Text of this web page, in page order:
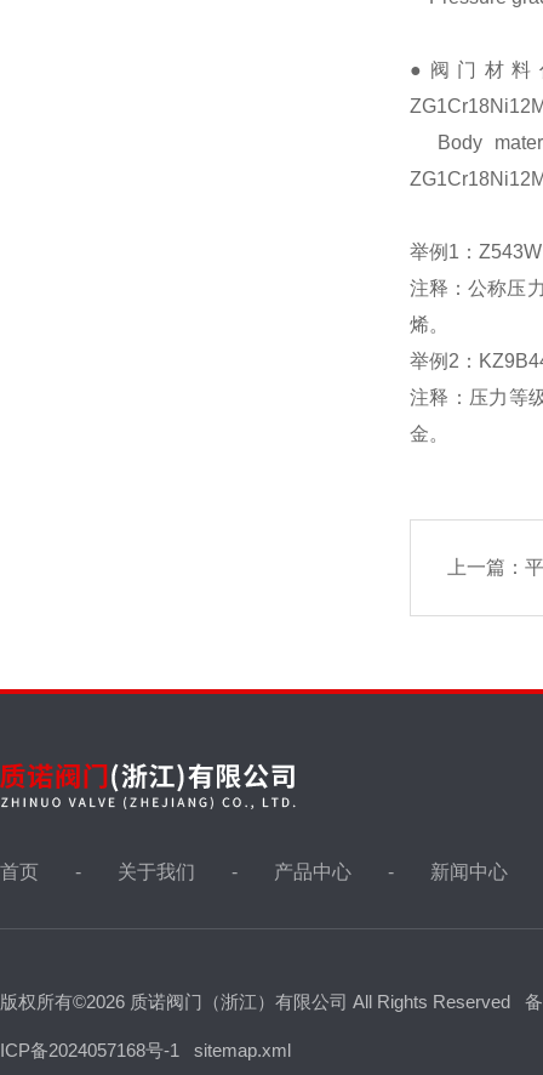
视镜，视盅
●阀门材料
Body
举例1：
注释：公称压
烯。
举例2：
注释：压力等
金。
上一篇：
首页 关于我们 产品中心 新闻中心
版权所有©2026 质诺阀门（浙江）有限公司 All Rights Reserved
ICP备2024057168号-1 sitemap.xml